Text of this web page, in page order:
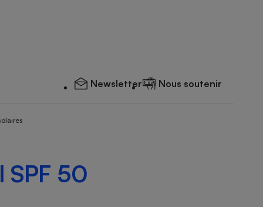
Newsletter Nous soutenir
50